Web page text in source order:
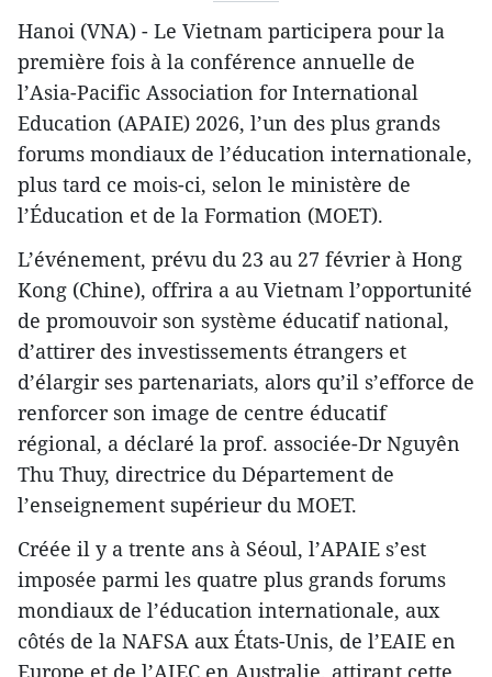
Hanoi (VNA) - Le Vietnam participera pour la
première fois à la conférence annuelle de
l’Asia-Pacific Association for International
Education (APAIE) 2026, l’un des plus grands
forums mondiaux de l’éducation internationale,
plus tard ce mois-ci, selon le ministère de
l’Éducation et de la Formation (MOET).
L’événement, prévu du 23 au 27 février à Hong
Kong (Chine), offrira a au Vietnam l’opportunité
de promouvoir son système éducatif national,
d’attirer des investissements étrangers et
d’élargir ses partenariats, alors qu’il s’efforce de
renforcer son image de centre éducatif
régional, a déclaré la prof. associée-Dr Nguyên
Thu Thuy, directrice du Département de
l’enseignement supérieur du MOET.
Créée il y a trente ans à Séoul, l’APAIE s’est
imposée parmi les quatre plus grands forums
mondiaux de l’éducation internationale, aux
côtés de la NAFSA aux États-Unis, de l’EAIE en
Europe et de l’AIEC en Australie, attirant cette